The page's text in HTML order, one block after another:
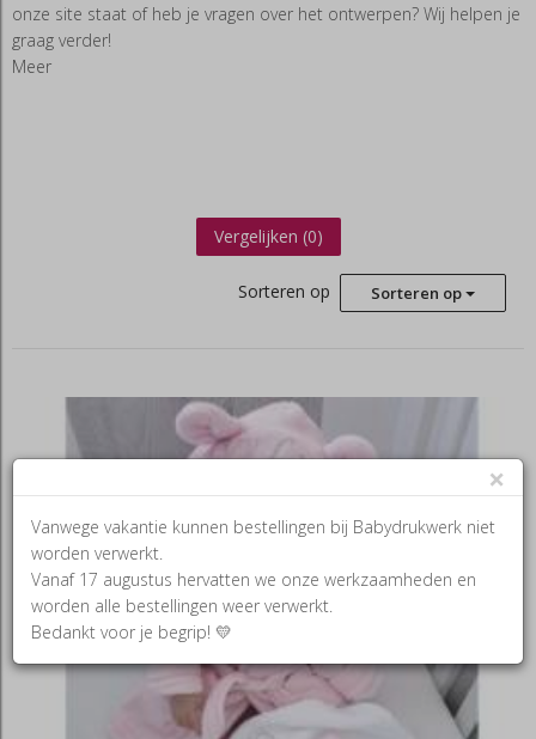
×
Vanwege vakantie kunnen bestellingen bij Babydrukwerk niet
worden verwerkt.
Vanaf 17 augustus hervatten we onze werkzaamheden en
worden alle bestellingen weer verwerkt.
Bedankt voor je begrip! 💛
onze site staat of heb je vragen over het ontwerpen? Wij helpen je
graag verder!
Meer
Vergelijken (0)
Sorteren op Sorteren op